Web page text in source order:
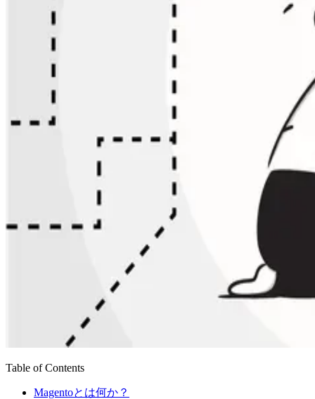
Table of Contents
Magentoとは何か？